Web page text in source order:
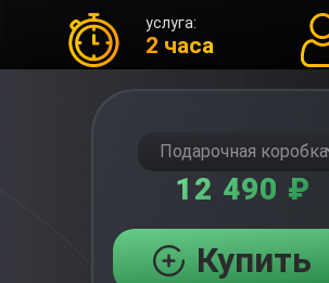
услуга:
2 часа
Подарочная коробка
12 490 ₽
Купить